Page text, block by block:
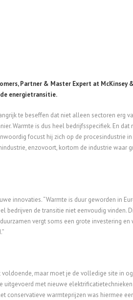
Partner & Master Expert at McKinsey
energietransitie.
te beseffen dat niet alleen sectoren erg
Warmte is dus heel bedrijfsspecifiek. En dat
focust hij zich op de procesindustrie
enzovoort, kortom de industrie waar
innovaties. “Warmte is duur geworden in
bedrijven de transitie niet eenvoudig vinden.
vergt soms een grote investering en
maar moet je de volledige site in
uitgevoerd met nieuwe
conservatieve warmteprijzen was hiermee